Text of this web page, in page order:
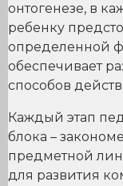
онтогенезе, в
ребенку
определенной
обеспечивает
способов
Каждый этап
блока –
предметной
для развития